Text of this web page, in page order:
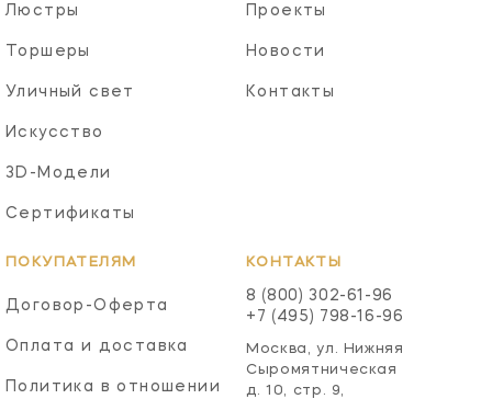
Люстры
Торшеры
Уличный свет
Искусство
3D-Модели
Сертификаты
Проекты
Новости
Контакты
ПОКУПАТЕЛЯМ
Договор-Оферта
Оплата и доставка
Политика в отношении
КОНТАКТЫ
8 (800) 302-61-96
+7 (495) 798-16-96
Москва, ул. Нижняя
Сыромятническая
д. 10, стр. 9,